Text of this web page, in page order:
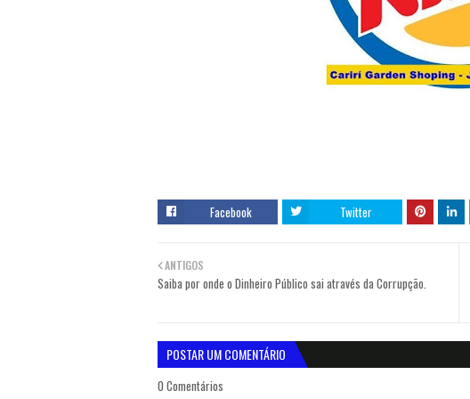
Facebook Twitter
ANTIGOS
Saiba por onde o Dinheiro Público sai através da Corrupção.
POSTAR UM COMENTÁRIO
0 Comentários